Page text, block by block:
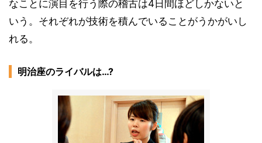
なことに演目を行う際の稽古は4日間ほどしかないと
いう。それぞれが技術を積んでいることがうかがいし
れる。
明治座のライバルは…?